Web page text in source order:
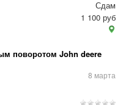
поворотом John deere
8 марта
Сдам
1 100 руб